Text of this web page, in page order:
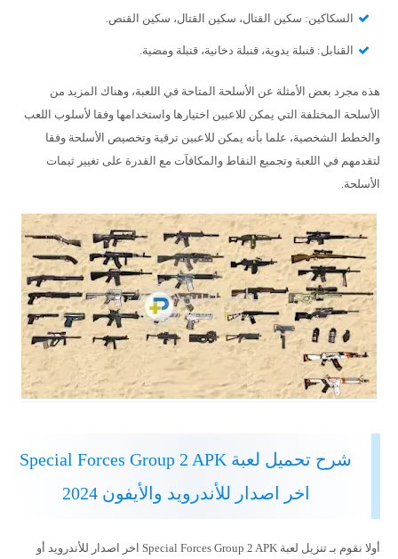
السكاكين: سكين القتال، سكين القتال، سكين القنص.
القنابل: قنبلة يدوية، قنبلة دخانية، قنبلة ومضية.
هذه مجرد بعض الأمثلة عن الأسلحة المتاحة في اللعبة، وهناك المزيد من
الأسلحة المختلفة التي يمكن للاعبين اختيارها واستخدامها وفقا لأسلوب اللعب
والخطط الشخصية، علما بأنه يمكن للاعبين ترقية وتخصيص الأسلحة وفقا
لتقدمهم في اللعبة وتجميع النقاط والمكافآت مع القدرة على تغيير ثيمات
الأسلحة.
شرح تحميل لعبة Special Forces Group 2 APK
اخر اصدار للأندرويد والأيفون 2024
أولا نقوم بـ تنزيل لعبة Special Forces Group 2 APK اخر اصدار للأندرويد أو